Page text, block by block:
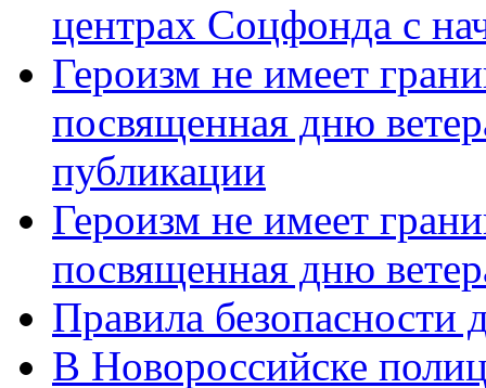
центрах Соцфонда с
Героизм не имеет
посвященная дню
публикации
Героизм не имеет
посвященная дню
Правила безопасности
В Новороссийске